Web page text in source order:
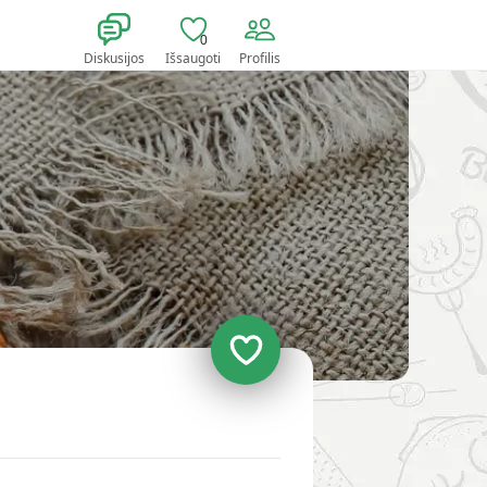
Diskusijos
0
Išsaugoti Profilis